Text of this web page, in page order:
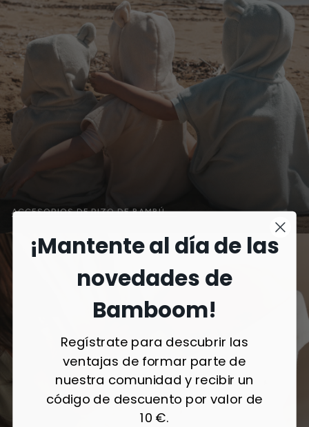
ACCESORIOS DE RIZO DE BAMBÚ →
¡Mantente al día de las
novedades de
Bamboom!
Regístrate para descubrir las
ventajas de formar parte de
nuestra comunidad y recibir un
código de descuento por valor de
10 €.